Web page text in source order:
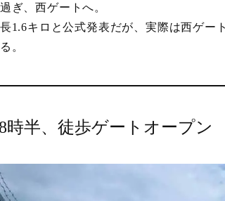
ぎ、西ゲートへ。
1.6キロと公式発表だが、実際は西ゲー
。
8時半、徒歩ゲートオープン